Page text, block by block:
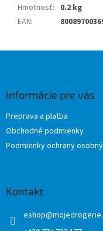
Hmotnosť: 0.2 kg
EAN:
Informácie pre vás
Preprava a platba
Obchodné podmienky
Podmienky ochrany
Kontakt
eshop@